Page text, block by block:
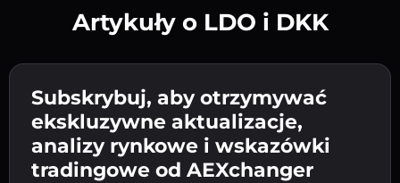
Wpisz adres swojego portfela
kryptowalutowego 👉 przejdź do następnego
kroku.
Potwierdź swoją tożsamość 👉 przejdź do
ostatniego kroku.
Wyślij depozyt 👉 odbierz kryptowalutę lub
walutę fiat w swoim portfelu.
Artykuły o LDO i DKK
Subskrybuj, aby otrzymywać
ekskluzywne aktualizacje,
analizy rynkowe i wskazówki
tradingowe od AEXchanger